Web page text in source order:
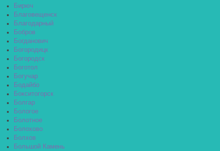
Бирюч
Благовещенск
Благодарный
Бобров
Богданович
Богородицк
Богородск
Боготол
Богучар
Бодайбо
Бокситогорск
Болгар
Бологое
Болотное
Болохово
Болхов
Большой Камень